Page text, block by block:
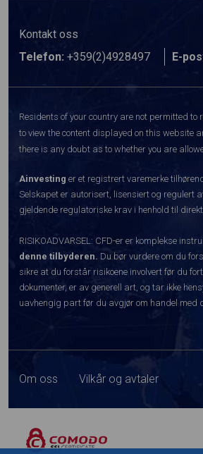
Kontakt oss
Telefon: +359(2)4928497 E-
Residents of your country are not permitted
to view the content displayed on this website
there is any doubt as to whether you are
Ainvesting er et registrert varemerke
Selskapet er autorisert, lisensiert og regulert
gjeldende regulatoriske krav i henhold til
RISIKOADVARSEL: CFD-er er komplekse
denne tilbyderen. Du bør vurdere om du
sikre at du forstår risikoene involvert før du
dokumenter, er av generell art, og tar ikke
uavhengig part før du avgjør om handel med
Om oss Vilkår og avtaler